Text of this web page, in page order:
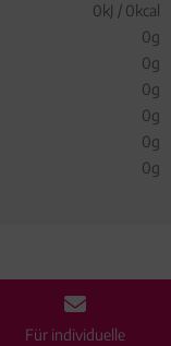
0kJ / 0kcal
0g
0g
0g
0g
0g
0g
Für individuelle